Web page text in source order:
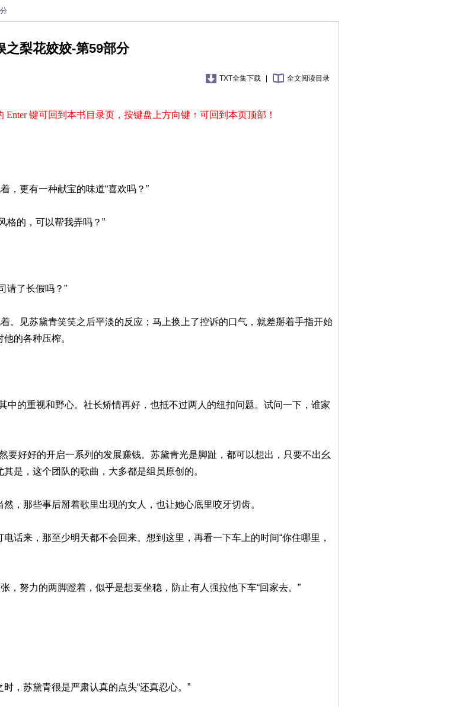
之梨花姣姣-第59部分
TXT全集下载 全文阅读目录
键可回到本书目录页，按键盘上方向键 ↑ 可回到本页顶部！
，更有一种献宝的味道“喜欢吗？”
格的，可以帮我弄吗？”
请了长假吗？”
。见苏黛青笑笑之后平淡的反应；马上换上了控诉的口气，就差掰着手指开始
的各种压榨。
中的重视和野心。社长矫情再好，也抵不过两人的纽扣问题。试问一下，谁家
要好好的开启一系列的发展赚钱。苏黛青光是脚趾，都可以想出，只要不出幺
是，这个团队的歌曲，大多都是组员原创的。
，那些事后掰着歌里出现的女人，也让她心底里咬牙切齿。
话来，那至少明天都不会回来。想到这里，再看一下车上的时间“你住哪里，
，努力的两脚蹬着，似乎是想要坐稳，防止有人强拉他下车“回家去。”
，苏黛青很是严肃认真的点头“还真忍心。”